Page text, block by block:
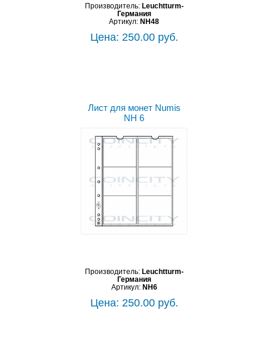
Производитель: Leuchtturm-
Германия
Артикул: NH48
Цена: 250.00 руб.
Лист для монет Numis
NH 6
Производитель: Leuchtturm-
Германия
Артикул: NH6
Цена: 250.00 руб.